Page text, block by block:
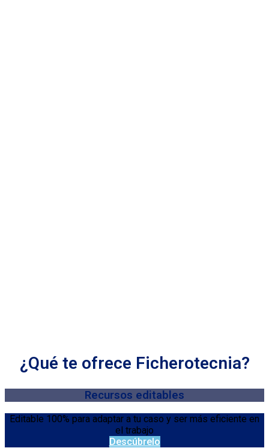
¿Qué te ofrece Ficherotecnia?
Recursos editables
Editable 100% para adaptar a tu caso y ser más eficiente en
el trabajo
Descúbrelo